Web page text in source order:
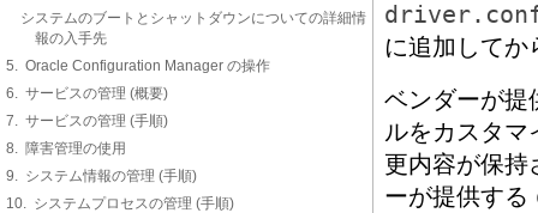
システムのブートとシャットダウンについての詳細情
報の入手先
5. Oracle Configuration Manager の操作
6. サービスの管理 (概要)
7. サービスの管理 (手順)
8. 障害管理の使用
9. システム情報の管理 (手順)
10. システムプロセスの管理 (手順)
に追加して
ベンダーが提
ルをカスタ
更内容が保持
ーが提供する